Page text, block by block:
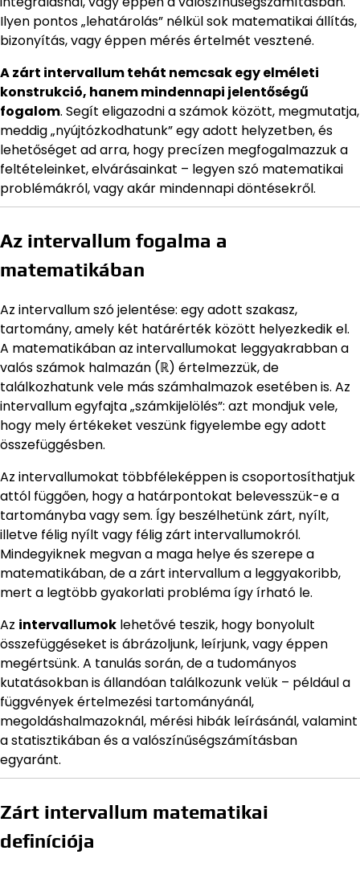
Ilyen pontos „lehatárolás” nélkül sok matematikai állítás,
bizonyítás, vagy éppen mérés értelmét vesztené.
A zárt intervallum tehát nemcsak egy elméleti
konstrukció, hanem mindennapi jelentőségű
fogalom. Segít eligazodni a számok között, megmutatja,
meddig „nyújtózkodhatunk” egy adott helyzetben, és
lehetőséget ad arra, hogy precízen megfogalmazzuk a
feltételeinket, elvárásainkat – legyen szó matematikai
problémákról, vagy akár mindennapi döntésekről.
Az intervallum fogalma a
matematikában
Az intervallum szó jelentése: egy adott szakasz,
tartomány, amely két határérték között helyezkedik el.
A matematikában az intervallumokat leggyakrabban a
valós számok halmazán (ℝ) értelmezzük, de
találkozhatunk vele más számhalmazok esetében is. Az
intervallum egyfajta „számkijelölés”: azt mondjuk vele,
hogy mely értékeket veszünk figyelembe egy adott
összefüggésben.
Az intervallumokat többféleképpen is csoportosíthatjuk
attól függően, hogy a határpontokat belevesszük-e a
tartományba vagy sem. Így beszélhetünk zárt, nyílt,
illetve félig nyílt vagy félig zárt intervallumokról.
Mindegyiknek megvan a maga helye és szerepe a
matematikában, de a zárt intervallum a leggyakoribb,
mert a legtöbb gyakorlati probléma így írható le.
Az intervallumok lehetővé teszik, hogy bonyolult
összefüggéseket is ábrázoljunk, leírjunk, vagy éppen
megértsünk. A tanulás során, de a tudományos
kutatásokban is állandóan találkozunk velük – például a
függvények értelmezési tartományánál,
megoldáshalmazoknál, mérési hibák leírásánál, valamint
a statisztikában és a valószínűségszámításban
egyaránt.
Zárt intervallum matematikai
definíciója